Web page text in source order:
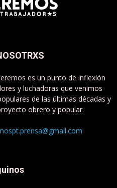
es un punto de inflexión
y luchadoras que venimos
de las últimas décadas y
obrero y popular.